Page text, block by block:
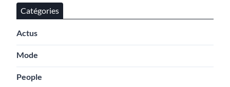
Catégories
Actus
Mode
People